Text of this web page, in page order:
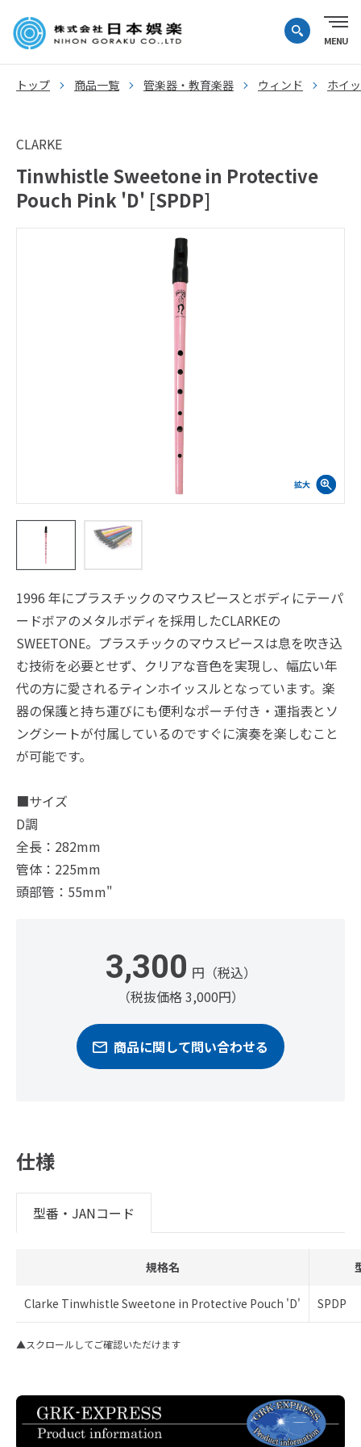
トップ 商品一覧 管楽器・教育楽器 ウィンド ホイ
CLARKE
Tinwhistle Sweetone in Protective
Pouch Pink 'D' [SPDP]
1996 年にプラスチックのマウスピースとボディにテーパ
ードボアのメタルボディを採用したCLARKEの
SWEETONE。プラスチックのマウスピースは息を吹き込
む技術を必要とせず、クリアな音色を実現し、幅広い年
代の方に愛されるティンホイッスルとなっています。楽
器の保護と持ち運びにも便利なポーチ付き・運指表とソ
ングシートが付属しているのですぐに演奏を楽しむこと
が可能です。
■サイズ
D調
全長：282mm
管体：225mm
頭部管：55mm"
3,300 円（税込）
（税抜価格 3,000円）
商品に関して問い合わせる
仕様
型番・JANコード
規格名
Clarke Tinwhistle Sweetone in Protective Pouch 'D' SPDP
▲スクロールしてご確認いただけます